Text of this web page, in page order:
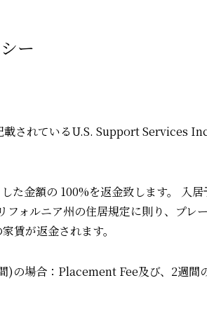
ー
されているU.S. Support Services
⾦額の 100%を返⾦致します。 ⼊居
ォルニア州の住居規定に則り、プレ
賃が返⾦されます。
)の場合：Placement Fee及び、2週間